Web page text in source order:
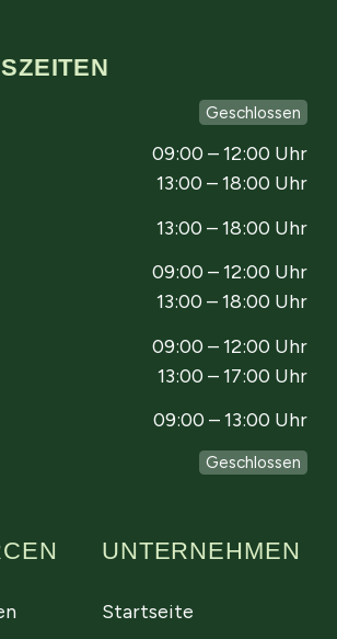
UNTERNEHMEN
Startseite
Geschlossen
09:00 – 12:00 Uhr
13:00 – 18:00 Uhr
13:00 – 18:00 Uhr
09:00 – 12:00 Uhr
13:00 – 18:00 Uhr
09:00 – 12:00 Uhr
13:00 – 17:00 Uhr
09:00 – 13:00 Uhr
Geschlossen